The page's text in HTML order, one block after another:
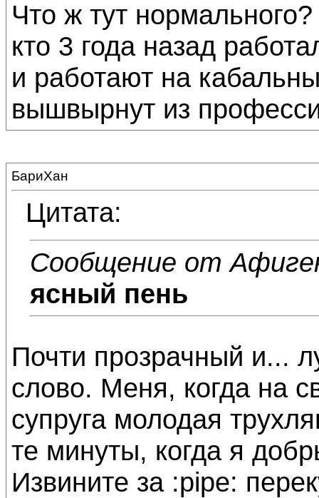
Что ж тут
кто 3 года назад
и работают на
вышвырнут из
БариХан
Цитата:
Сообщение от
ясный пень
Почти прозрачный и...
слово. Меня, когда на
супруга молодая
те минуты, когда я
Извините за :pipe: